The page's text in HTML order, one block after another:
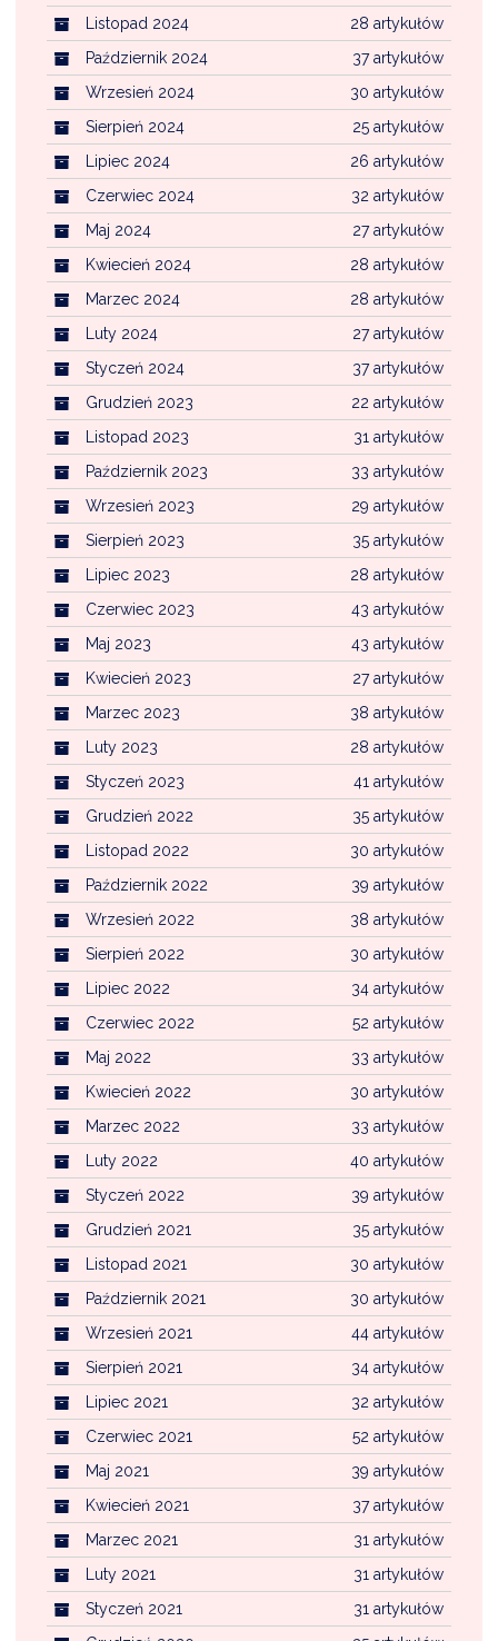
28 artykułów
Listopad 2024
37 artykułów
Październik 2024
30 artykułów
Wrzesień 2024
25 artykułów
Sierpień 2024
26 artykułów
Lipiec 2024
32 artykułów
Czerwiec 2024
27 artykułów
Maj 2024
28 artykułów
Kwiecień 2024
28 artykułów
Marzec 2024
27 artykułów
Luty 2024
37 artykułów
Styczeń 2024
22 artykułów
Grudzień 2023
31 artykułów
Listopad 2023
33 artykułów
Październik 2023
29 artykułów
Wrzesień 2023
35 artykułów
Sierpień 2023
28 artykułów
Lipiec 2023
43 artykułów
Czerwiec 2023
43 artykułów
Maj 2023
27 artykułów
Kwiecień 2023
38 artykułów
Marzec 2023
28 artykułów
Luty 2023
41 artykułów
Styczeń 2023
35 artykułów
Grudzień 2022
30 artykułów
Listopad 2022
39 artykułów
Październik 2022
38 artykułów
Wrzesień 2022
30 artykułów
Sierpień 2022
34 artykułów
Lipiec 2022
52 artykułów
Czerwiec 2022
33 artykułów
Maj 2022
30 artykułów
Kwiecień 2022
33 artykułów
Marzec 2022
40 artykułów
Luty 2022
39 artykułów
Styczeń 2022
35 artykułów
Grudzień 2021
30 artykułów
Listopad 2021
30 artykułów
Październik 2021
44 artykułów
Wrzesień 2021
34 artykułów
Sierpień 2021
32 artykułów
Lipiec 2021
52 artykułów
Czerwiec 2021
39 artykułów
Maj 2021
37 artykułów
Kwiecień 2021
31 artykułów
Marzec 2021
31 artykułów
Luty 2021
31 artykułów
Styczeń 2021